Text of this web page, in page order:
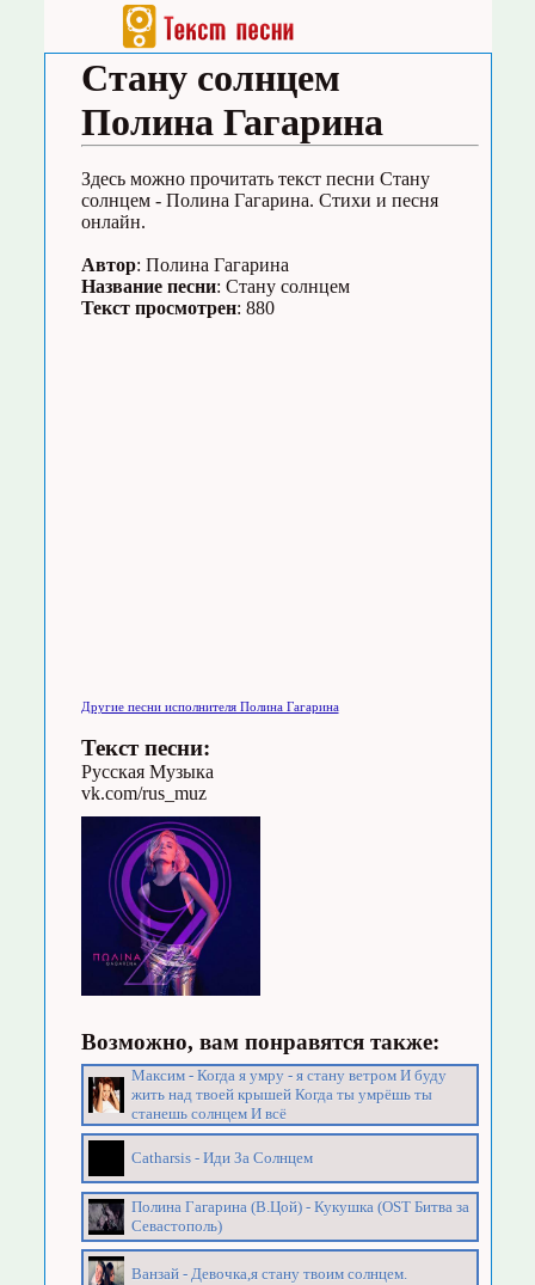
Стану солнцем
Полина Гагарина
Здесь можно прочитать текст песни Стану
солнцем - Полина Гагарина. Стихи и песня
онлайн.
Автор: Полина Гагарина
Название песни: Стану солнцем
Текст просмотрен: 880
Другие песни исполнителя Полина Гагарина
Текст песни:
Русская Музыка
vk.com/rus_muz
Возможно, вам понравятся также:
Максим - Когда я умру - я стану ветром И буду
жить над твоей крышей Когда ты умрёшь ты
станешь солнцем И всё
Catharsis - Иди За Солнцем
Полина Гагарина (В.Цой) - Кукушка (OST Битва за
Севастополь)
Ванзай - Девочка,я стану твоим солнцем.